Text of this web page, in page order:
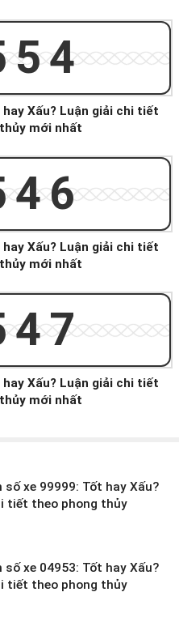
Xấu? Luận giải chi tiết
mới nhất
Xấu? Luận giải chi tiết
mới nhất
Xấu? Luận giải chi tiết
mới nhất
số xe 99999: Tốt hay Xấu?
tiết theo phong thủy
số xe 04953: Tốt hay Xấu?
tiết theo phong thủy